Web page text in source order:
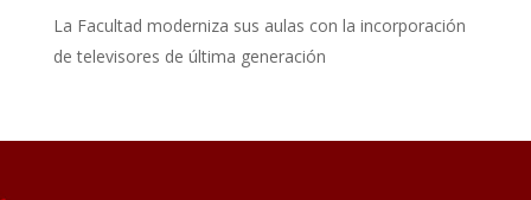
La Facultad moderniza sus aulas con la incorporación
de televisores de última generación